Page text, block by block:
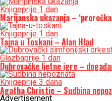
Knjigeprije 1 dan
Marijanska ukazanja –
Knjigeprije 1 dan
Tajna u Toskani – Alan Hlad
Glazbaprije 1 dan
Dubrovačke ljetne igre –
Knjigeprije 3 dana
Agatha Christie – Sudbina
Advertisement